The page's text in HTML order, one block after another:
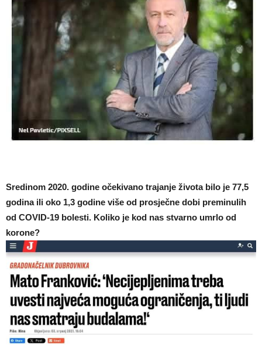
Sredinom 2020. godine očekivano trajanje života bilo je 77,5
godina ili oko 1,3 godine više od prosječne dobi preminulih
od COVID-19 bolesti. Koliko je kod nas stvarno umrlo od
korone?